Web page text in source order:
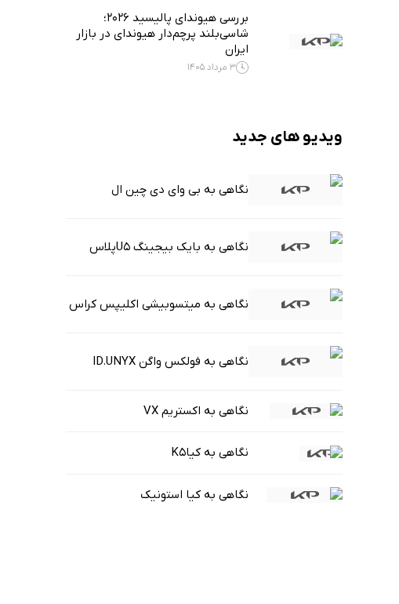
بررسی هیوندای پالیسید ۲۰۲۶؛
شاسی‌بلند پرچم‌دار هیوندای در بازار
ایران
3 مرداد 1405
ویدیو های جدید
نگاهی به بی وای دی چین ال
نگاهی به بایک بیجینگ U5پلاس
نگاهی به میتسوبیشی اکلیپس کراس
نگاهی به فولکس واگن ID.UNYX
نگاهی به اکستریم VX
نگاهی به کیاK5
نگاهی به کیا استونیک